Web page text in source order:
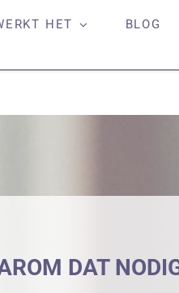
HET BLOG
DAT